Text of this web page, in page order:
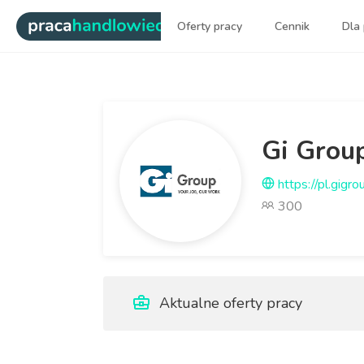
| Najlepsi ludzie sprzedaży
Oferty pracy Cennik Dla
Gi
https://
300
Aktualne oferty pracy